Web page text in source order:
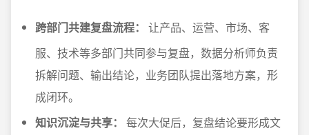
跨部门共建复盘流程：
让产品、运营、市场、客
服、技术等多部门共同参与复盘，数据分析师负责
拆解问题、输出结论，业务团队提出落地方案，形
成闭环。
知识沉淀与共享：
每次大促后，复盘结论要形成文